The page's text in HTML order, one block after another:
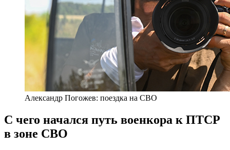
Александр Погожев: поездка на СВО
С чего начался путь военкора к ПТСР
в зоне СВО